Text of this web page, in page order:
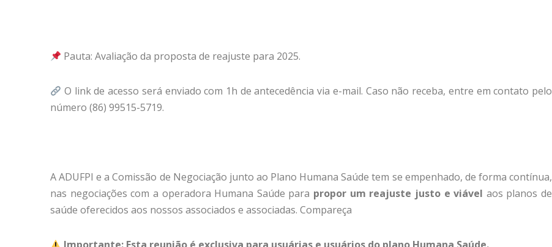
Pauta: Avaliação da proposta de reajuste para 2025.
O link de acesso será enviado com 1h de antecedência via e-mail. Caso não receba, entre em contato pelo
número (86) 99515-5719.
A ADUFPI e a Comissão de Negociação junto ao Plano Humana Saúde tem se empenhado, de forma contínua,
nas negociações com a operadora Humana Saúde para propor um reajuste justo e viável aos planos de
saúde oferecidos aos nossos associados e associadas. Compareça